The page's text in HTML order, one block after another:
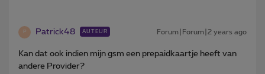
P Patrick48 AUTEUR Forum|Forum|2 years ago
Kan dat ook indien mijn gsm een prepaidkaartje heeft van
andere Provider?